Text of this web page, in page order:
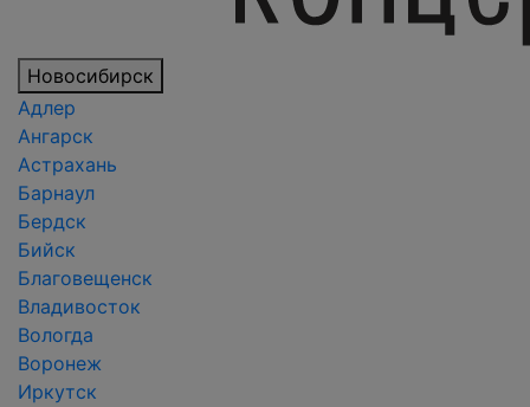
Новосибирск
Адлер
Ангарск
Астрахань
Барнаул
Бердск
Бийск
Благовещенск
Владивосток
Вологда
Воронеж
Иркутск